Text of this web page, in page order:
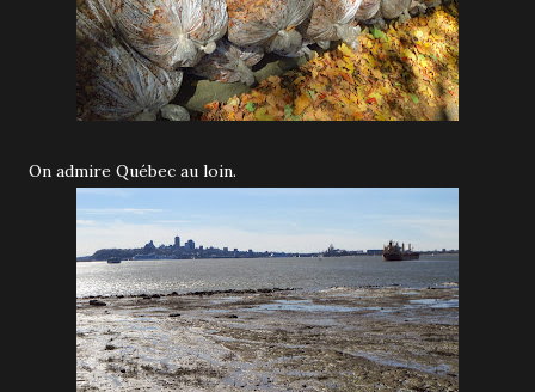
On admire Québec au loin.